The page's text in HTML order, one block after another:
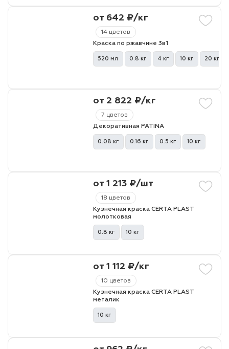
14 цветов
от 642 ₽/кг
Краска по ржавчине 3в1
520 мл 0.8 кг 4 кг 10 кг 20 кг
7 цветов
от 2 822 ₽/кг
Декоративная PATINA
0.08 кг 0.16 кг 0.5 кг 10 кг
18 цветов
от 1 213 ₽/шт
Кузнечная краска CERTA PLAST
молотковая
0.8 кг 10 кг
10 цветов
от 1 112 ₽/кг
Кузнечная краска CERTA PLAST
металик
10 кг